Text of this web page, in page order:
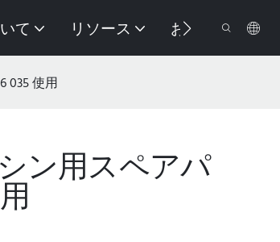
て リソース お問い合わせ
035 使用
ン用スペアパ